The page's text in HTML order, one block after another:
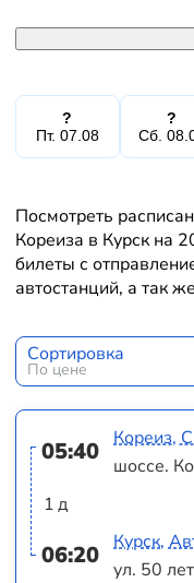
?
Пт. 07.08
?
Сб.
Посмотреть
Кореиза в Курск на
билеты с
автостанций, а так
Сортировка
По цене
05:40
1 д
06:20
Кореиз,
шоссе.
Курск,
ул. 50